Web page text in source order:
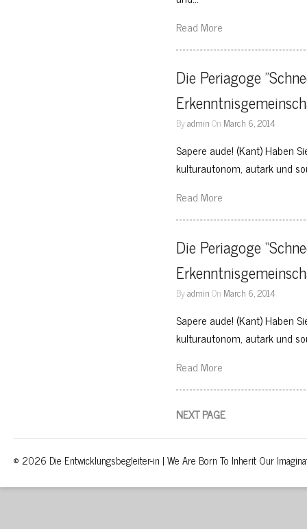
Read More
Die Periagoge
ByadminOn March 6, 2014
Sapere aude! (Kant) Haben
kulturautonom, autark und
Read More
Die Periagoge
ByadminOn March 6, 2014
Sapere aude! (Kant) Haben
kulturautonom, autark und
Read More
NEXT PAGE
© 2026 Die Entwicklungsbegleiter-in | We Are Born To Inherit Our